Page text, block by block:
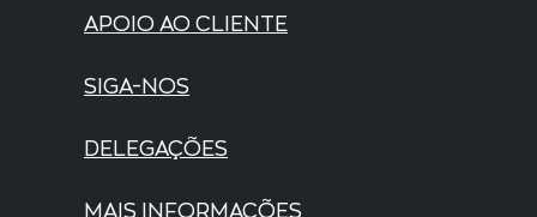
APOIO AO CLIENTE
SIGA-NOS
DELEGAÇÕES
MAIS INFORMAÇÕES